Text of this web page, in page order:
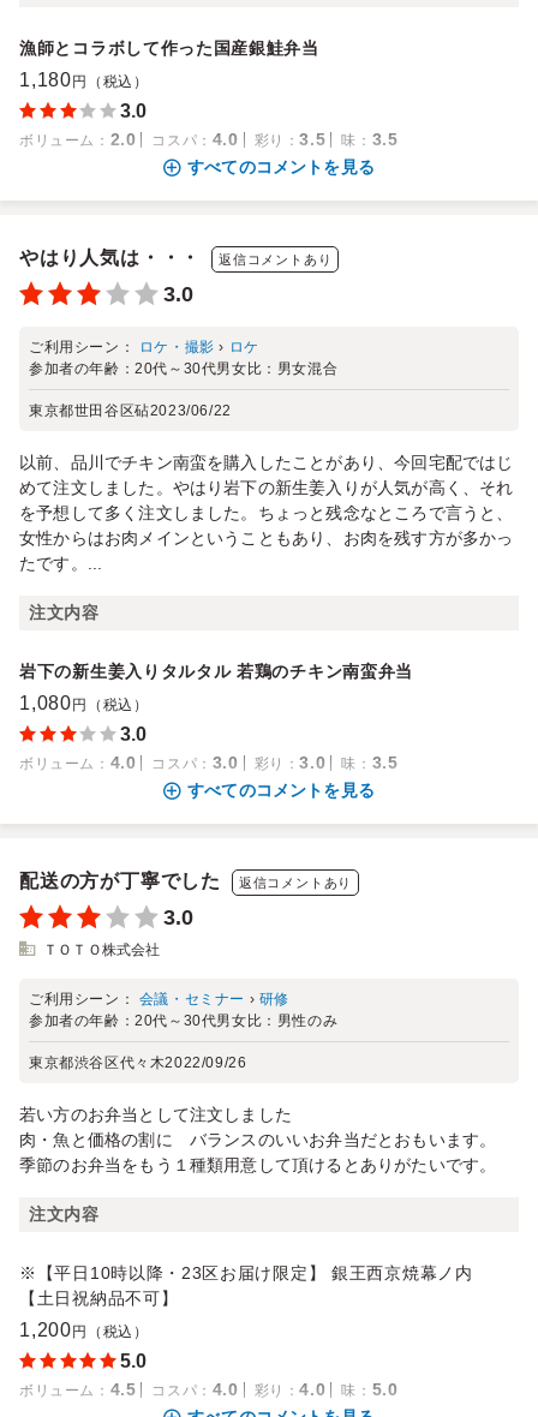
漁師とコラボして作った国産銀鮭弁当
1,180 円（税込）
3.0
ボリューム ： 2.0 コスパ ： 4.0 彩り ：3.5 味 ： 3.5
すべてのコメントを見る
やはり人気は・・・ 返信コメントあり
3.0
ご利用シーン： ロケ・撮影 › ロケ
参加者の年齢：20代～30代男女比： 男女混合
東京都世田谷区砧2023/06/22
以前、品川でチキン南蛮を購入したことがあり、今回宅配ではじ
めて注文しました。やはり岩下の新生姜入りが人気が高く、それ
を予想して多く注文しました。ちょっと残念なところで言うと、
女性からはお肉メインということもあり、お肉を残す方が多かっ
たです。...
注文内容
岩下の新生姜入りタルタル 若鶏のチキン南蛮弁当
1,080 円（税込）
3.0
ボリューム ： 4.0 コスパ ： 3.0 彩り ：3.0 味 ： 3.5
すべてのコメントを見る
配送の方が丁寧でした 返信コメントあり
3.0
ＴＯＴＯ株式会社
ご利用シーン： 会議・セミナー › 研修
参加者の年齢：20代～30代男女比： 男性のみ
東京都渋谷区代々木2022/09/26
若い方のお弁当として注文しました
肉・魚と価格の割に バランスのいいお弁当だとおもいます。
季節のお弁当をもう１種類用意して頂けるとありがたいです。
注文内容
※【平日10時以降・23区お届け限定】 銀王西京焼幕ノ内
【土日祝納品不可】
1,200 円（税込）
5.0
ボリューム ： 4.5 コスパ ： 4.0 彩り ：4.0 味 ： 5.0